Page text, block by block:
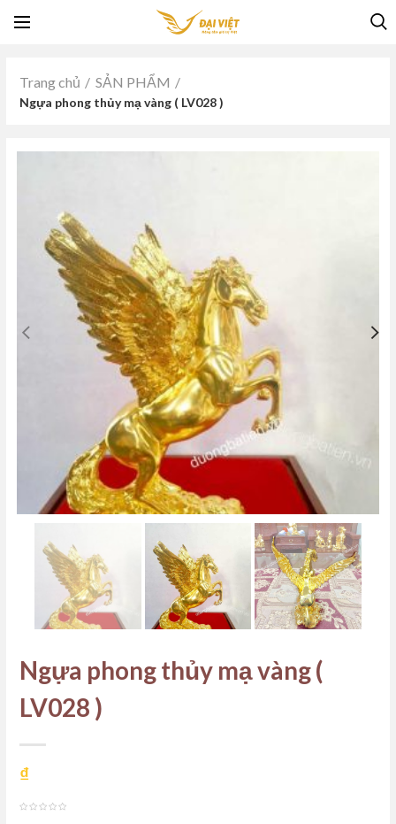
Trang chủ SẢN PHẨM
Ngựa phong thủy mạ vàng ( LV028 )
Ngựa phong thủy mạ vàng (
LV028 )
₫